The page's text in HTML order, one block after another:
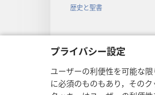
プライバシー設定
ユーザーの利便性を可能な
に必須のものもあり，その
歴史と聖書